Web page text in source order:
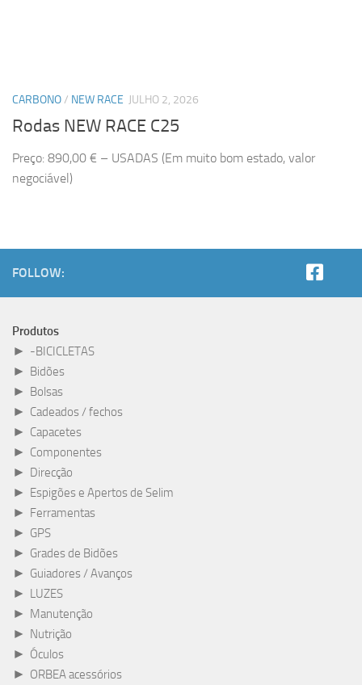
CARBONO/ NEW RACE JULHO 2, 2026
Rodas NEW RACE C25
Preço: 890,00 € – USADAS (Em muito bom estado, valor
negociável)
FOLLOW:
Produtos
► -BICICLETAS
► Bidões
► Bolsas
► Cadeados / fechos
► Capacetes
► Componentes
► Direcção
► Espigões e Apertos de Selim
► Ferramentas
► GPS
► Grades de Bidões
► Guiadores / Avanços
► LUZES
► Manutenção
► Nutrição
► Óculos
► ORBEA acessórios